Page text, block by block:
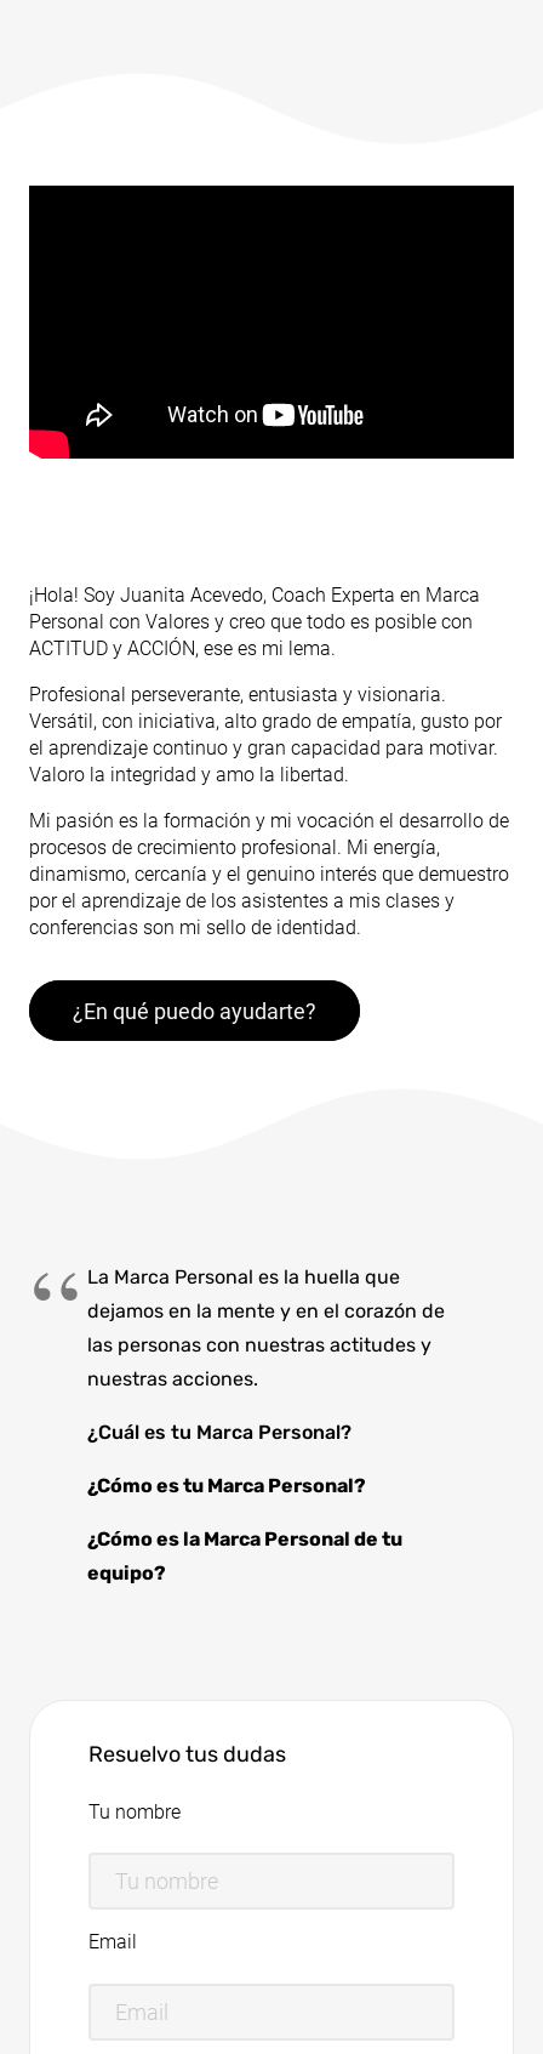
¡Hola! Soy Juanita Acevedo, Coach Experta en Marca
Personal con Valores y creo que todo es posible con
ACTITUD y ACCIÓN, ese es mi lema.
Profesional perseverante, entusiasta y visionaria.
Versátil, con iniciativa, alto grado de empatía, gusto por
el aprendizaje continuo y gran capacidad para motivar.
Valoro la integridad y amo la libertad.
Mi pasión es la formación y mi vocación el desarrollo de
procesos de crecimiento profesional. Mi energía,
dinamismo, cercanía y el genuino interés que demuestro
por el aprendizaje de los asistentes a mis clases y
conferencias son mi sello de identidad.
¿En qué puedo ayudarte?
La Marca Personal es la huella que
dejamos en la mente y en el corazón de
las personas con nuestras actitudes y
nuestras acciones.
¿Cuál es tu Marca Personal?
¿Cómo es tu Marca Personal?
¿Cómo es la Marca Personal de tu
equipo?
Resuelvo tus dudas
Tu nombre
Email